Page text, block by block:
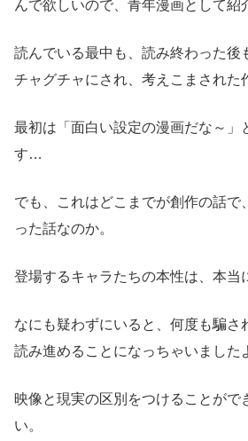
んで欲しいので、青年漫画として紹
読んでいる最中も、読み終わった後
チャグチャにされ、考えこまされた
最初は「面白い設定の漫画だな～」
す…
でも、これはどこまでが創作の話で
った話なのか。
登場するキャラたちの本性は、本当
なにも疑わずにいると、何度も騙さ
読み進めることになっちゃいました
映像と現実の区別をつけることがで
い。